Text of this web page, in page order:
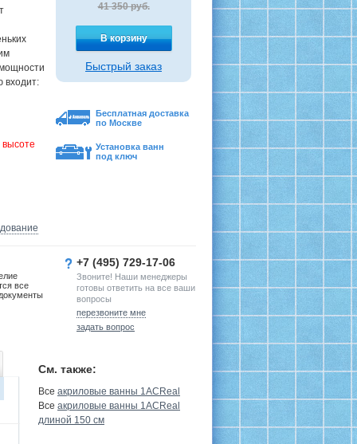
входит:
высоте
41 350 руб.
В корзину
Быстрый заказ
Бесплатная доставка
по Москве
Установка ванн
под ключ
все
+7 (495) 729-17-06
Звоните! Наши менеджеры
готовы ответить на все ваши
вопросы
перезвоните мне
задать вопрос
См. также:
Все акриловые ванны 1ACReal
Все акриловые ванны 1ACReal
длиной 150 см